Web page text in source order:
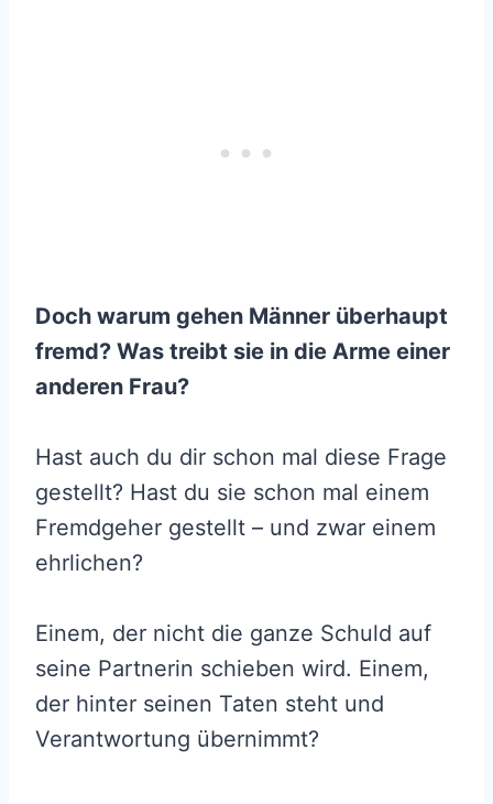
Doch warum gehen Männer überhaupt
fremd? Was treibt sie in die Arme einer
anderen Frau?
Hast auch du dir schon mal diese Frage
gestellt? Hast du sie schon mal einem
Fremdgeher gestellt – und zwar einem
ehrlichen?
Einem, der nicht die ganze Schuld auf
seine Partnerin schieben wird. Einem,
der hinter seinen Taten steht und
Verantwortung übernimmt?